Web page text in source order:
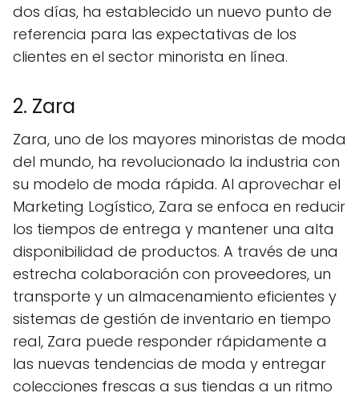
dos días, ha establecido un nuevo punto de
referencia para las expectativas de los
clientes en el sector minorista en línea.
2. Zara
Zara, uno de los mayores minoristas de moda
del mundo, ha revolucionado la industria con
su modelo de moda rápida. Al aprovechar el
Marketing Logístico, Zara se enfoca en reducir
los tiempos de entrega y mantener una alta
disponibilidad de productos. A través de una
estrecha colaboración con proveedores, un
transporte y un almacenamiento eficientes y
sistemas de gestión de inventario en tiempo
real, Zara puede responder rápidamente a
las nuevas tendencias de moda y entregar
colecciones frescas a sus tiendas a un ritmo